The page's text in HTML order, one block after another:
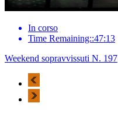
In corso
Time Remaining::47:13
Weekend sopravvissuti N. 197